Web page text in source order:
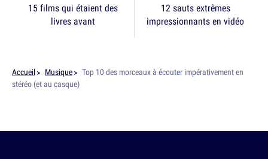
15 films qui étaient des
livres avant
12 sauts extrêmes
impressionnants en vidéo
Accueil Musique
Top 10 des morceaux à écouter impérativement en
stéréo (et au casque)